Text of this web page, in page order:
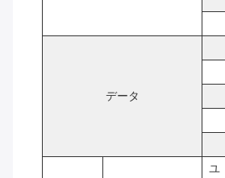
データ
ユ